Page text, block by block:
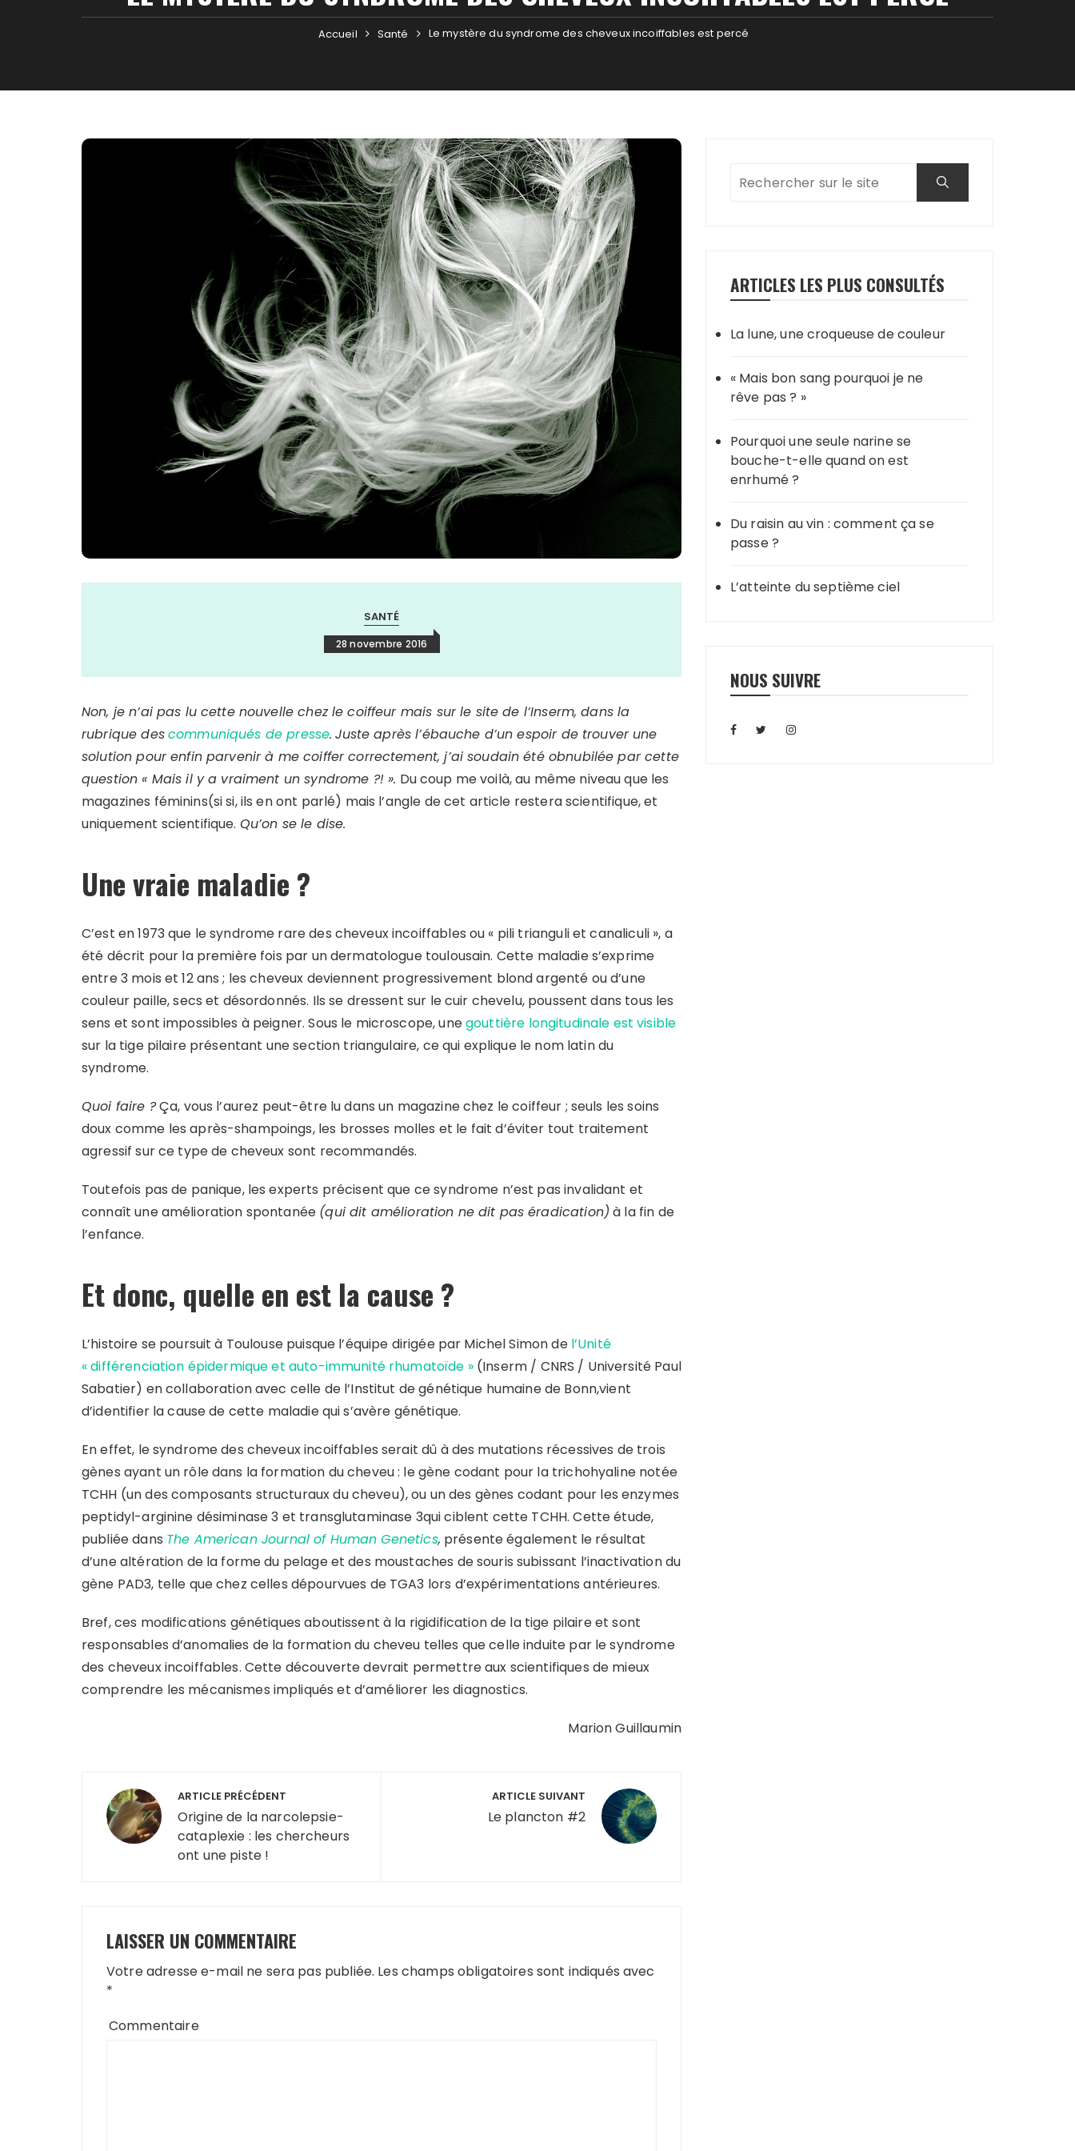
Accueil Santé Le mystère du syndrome des cheveux incoiffables est percé
SANTÉ
28 novembre 2016
Non, je n’ai pas lu cette nouvelle chez le coiffeur mais sur le site de l’Inserm, dans la
rubrique descommuniqués de presse. Juste après l’ébauche d’un espoir de trouver une
solution pour enfin parvenir à me coiffer correctement, j’ai soudain été obnubilée par cette
question « Mais il y a vraiment un syndrome ?! ». Du coup me voilà, au même niveau que les
magazines féminins(si si, ils en ont parlé) mais l’angle de cet article restera scientifique, et
uniquement scientifique. Qu’on se le dise.
Une vraie maladie ?
C’est en 1973 que le syndrome rare des cheveux incoiffables ou « pili trianguli et canaliculi », a
été décrit pour la première fois par un dermatologue toulousain. Cette maladie s’exprime
entre 3 mois et 12 ans ; les cheveux deviennent progressivement blond argenté ou d’une
couleur paille, secs et désordonnés. Ils se dressent sur le cuir chevelu, poussent dans tous les
sens et sont impossibles à peigner. Sous le microscope, unegouttière longitudinale est visible
sur la tige pilaire présentant une section triangulaire, ce qui explique le nom latin du
syndrome.
Quoi faire ?Ça, vous l’aurez peut-être lu dans un magazine chez le coiffeur ; seuls les soins
doux comme les après-shampoings, les brosses molles et le fait d’éviter tout traitement
agressif sur ce type de cheveux sont recommandés.
Toutefois pas de panique, les experts précisent que ce syndrome n’est pas invalidant et
connaît une amélioration spontanée (qui dit amélioration ne dit pas éradication) à la fin de
l’enfance.
Et donc, quelle en est la cause ?
L’histoire se poursuit à Toulouse puisque l’équipe dirigée par Michel Simon de l’Unité
« différenciation épidermique et auto-immunité rhumatoïde »(Inserm / CNRS / Université Paul
Sabatier) en collaboration avec celle de l’Institut de génétique humaine de Bonn,vient
d’identifier la cause de cette maladie qui s’avère génétique.
En effet, le syndrome des cheveux incoiffables serait dû à des mutations récessives de trois
gènes ayant un rôle dans la formation du cheveu : le gène codant pour la trichohyaline notée
TCHH (un des composants structuraux du cheveu), ou un des gènes codant pour les enzymes
peptidyl-arginine désiminase 3 et transglutaminase 3qui ciblent cette TCHH. Cette étude,
publiée dans The American Journal of Human Genetics, présente également le résultat
d’une altération de la forme du pelage et des moustaches de souris subissant l’inactivation du
gène PAD3, telle que chez celles dépourvues de TGA3 lors d’expérimentations antérieures.
Bref, ces modifications génétiques aboutissent à la rigidification de la tige pilaire et sont
responsables d’anomalies de la formation du cheveu telles que celle induite par le syndrome
des cheveux incoiffables. Cette découverte devrait permettre aux scientifiques de mieux
comprendre les mécanismes impliqués et d’améliorer les diagnostics.
Marion Guillaumin
Navigation
de
l’article
ARTICLE PRÉCÉDENT
Origine de la narcolepsie-
cataplexie : les chercheurs
ont une piste !
ARTICLE SUIVANT
Le plancton #2
LAISSER UN COMMENTAIRE
Votre adresse e-mail ne sera pas publiée. Les champs obligatoires sont indiqués avec
*
Commentaire
ARTICLES LES PLUS CONSULTÉS
La lune, une croqueuse de couleur
« Mais bon sang pourquoi je ne
rêve pas ? »
Pourquoi une seule narine se
bouche-t-elle quand on est
enrhumé ?
Du raisin au vin : comment ça se
passe ?
L’atteinte du septième ciel
NOUS SUIVRE